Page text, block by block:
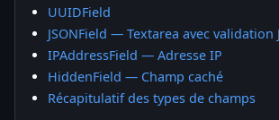
UUIDField
JSONField — Textarea avec validation
IPAddressField — Adresse IP
HiddenField — Champ caché
Récapitulatif des types de champs